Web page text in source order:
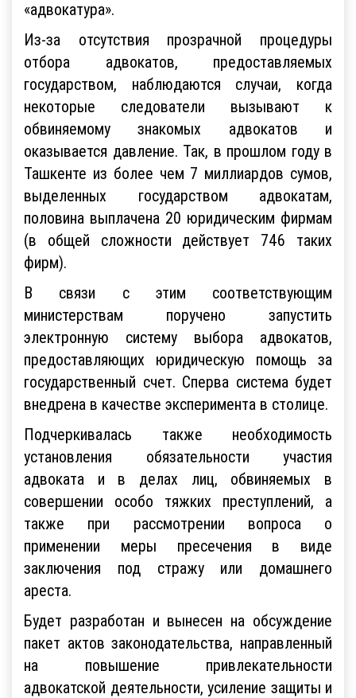
«адвокатура».
Из-за отсутствия прозрачной процедуры
отбора адвокатов, предоставляемых
государством, наблюдаются случаи, когда
некоторые следователи вызывают к
обвиняемому знакомых адвокатов и
оказывается давление. Так, в прошлом году в
Ташкенте из более чем 7 миллиардов сумов,
выделенных государством адвокатам,
половина выплачена 20 юридическим фирмам
(в общей сложности действует 746 таких
фирм).
В связи с этим соответствующим
министерствам поручено запустить
электронную систему выбора адвокатов,
предоставляющих юридическую помощь за
государственный счет. Сперва система будет
внедрена в качестве эксперимента в столице.
Подчеркивалась также необходимость
установления обязательности участия
адвоката и в делах лиц, обвиняемых в
совершении особо тяжких преступлений, а
также при рассмотрении вопроса о
применении меры пресечения в виде
заключения под стражу или домашнего
ареста.
Будет разработан и вынесен на обсуждение
пакет актов законодательства, направленный
на повышение привлекательности
адвокатской деятельности, усиление защиты и